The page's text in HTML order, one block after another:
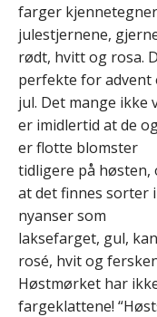
farger kjennetegner
julestjernene,
rødt, hvitt og rosa.
perfekte for advent
jul. Det mange ikke
er imidlertid at de
er flotte blomster
tidligere på høsten,
at det finnes sorter i
nyanser som
laksefarget, gul,
rosé, hvit og
Høstmørket har
fargeklattene!